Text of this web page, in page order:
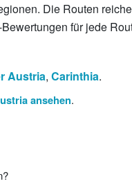
Die Routen
für jede
Austria, Carinthia.
ansehen.